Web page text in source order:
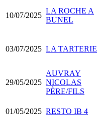
10/07/2025
LA ROCHE A
BUNEL
03/07/2025 LA TARTERIE
29/05/2025
AUVRAY
NICOLAS
PÈRE/FILS
01/05/2025 RESTO IB 4